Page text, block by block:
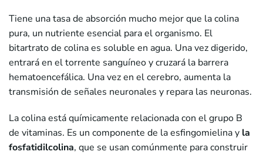
Tiene una tasa de absorción mucho mejor que la colina
pura, un nutriente esencial para el organismo. El
bitartrato de colina es soluble en agua. Una vez digerido,
entrará en el torrente sanguíneo y cruzará la barrera
hematoencefálica. Una vez en el cerebro, aumenta la
transmisión de señales neuronales y repara las neuronas.
La colina está químicamente relacionada con el grupo B
de vitaminas. Es un componente de la esfingomielina y la
fosfatidilcolina, que se usan comúnmente para construir